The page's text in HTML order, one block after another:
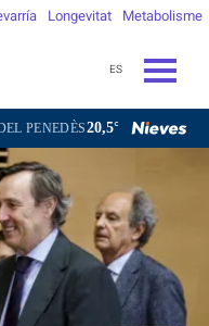
Longevitat Metabolisme
ES
20,5°VILANOVA I LA